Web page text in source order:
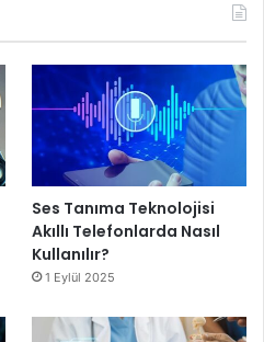
Ses Tanıma Teknolojisi
Akıllı Telefonlarda Nasıl
Kullanılır?
1 Eylül 2025